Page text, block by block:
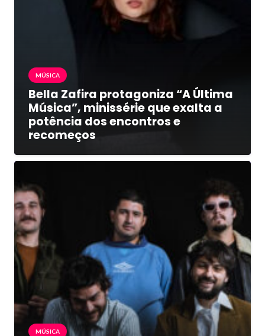
MÚSICA
Bella Zafira protagoniza “A Última
Música”, minissérie que exalta a
potência dos encontros e
recomeços
MÚSICA